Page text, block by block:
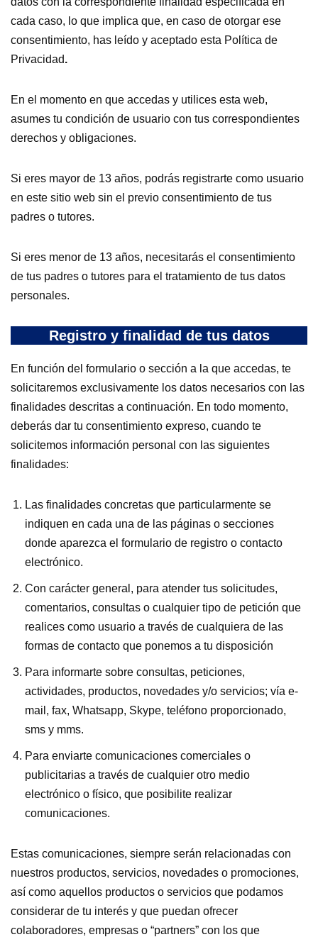
cada caso, lo que implica que, en caso de otorgar ese
consentimiento, has leído y aceptado esta Política de
Privacidad.
En el momento en que accedas y utilices esta web,
asumes tu condición de usuario con tus correspondientes
derechos y obligaciones.
Si eres mayor de 13 años, podrás registrarte como usuario
en este sitio web sin el previo consentimiento de tus
padres o tutores.
Si eres menor de 13 años, necesitarás el consentimiento
de tus padres o tutores para el tratamiento de tus datos
personales.
Registro y finalidad de tus datos
En función del formulario o sección a la que accedas, te
solicitaremos exclusivamente los datos necesarios con las
finalidades descritas a continuación. En todo momento,
deberás dar tu consentimiento expreso, cuando te
solicitemos información personal con las siguientes
finalidades:
Las finalidades concretas que particularmente se
indiquen en cada una de las páginas o secciones
donde aparezca el formulario de registro o contacto
electrónico.
Con carácter general, para atender tus solicitudes,
comentarios, consultas o cualquier tipo de petición que
realices como usuario a través de cualquiera de las
formas de contacto que ponemos a tu disposición
Para informarte sobre consultas, peticiones,
actividades, productos, novedades y/o servicios; vía e-
mail, fax, Whatsapp, Skype, teléfono proporcionado,
sms y mms.
Para enviarte comunicaciones comerciales o
publicitarias a través de cualquier otro medio
electrónico o físico, que posibilite realizar
comunicaciones.
Estas comunicaciones, siempre serán relacionadas con
nuestros productos, servicios, novedades o promociones,
así como aquellos productos o servicios que podamos
considerar de tu interés y que puedan ofrecer
colaboradores, empresas o “partners” con los que